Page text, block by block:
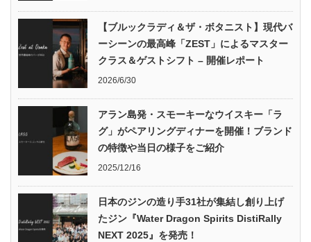
【ブルックラディ＆ザ・ボタニスト】現代バ
ーシーンの最高峰「ZEST」によるマスター
クラス＆ゲストシフト – 開催レポート
2026/6/30
アラン島発・スモーキーなウイスキー「ラ
グ」がペアリングディナーを開催！ブランド
の特徴や当日の様子をご紹介
2025/12/16
日本のジンの造り手31社が集結し創り上げ
たジン『Water Dragon Spirits DistiRally
NEXT 2025』を発売！